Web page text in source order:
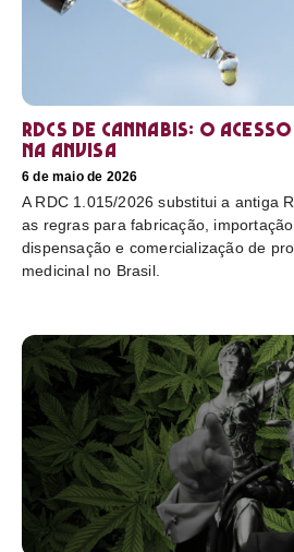
RDCs de cannabis: o
na Anvisa
6 de maio de 2026
A RDC 1.015/2026 substitui a antiga
as regras para fabricação,
dispensação e comercialização de
medicinal no Brasil.